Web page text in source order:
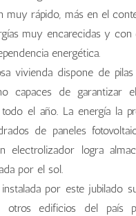
muy rápido, más en el
muy encarecidas y con
energética.
vivienda dispone de
capaces de garantizar
el año. La energía la
de paneles
electrolizador logra
por el sol.
por este jubilado
otros edificios del país